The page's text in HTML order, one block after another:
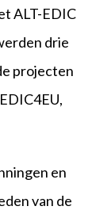
ALT-EDIC
drie
projecten
en
van de